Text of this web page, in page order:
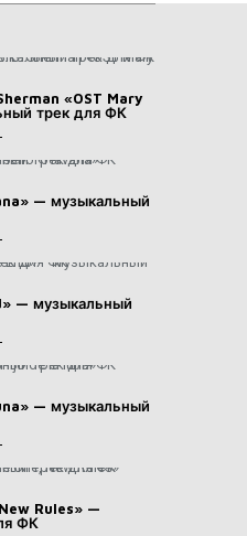
«OST Mary
трек для ФК
— музыкальный
— музыкальный
— музыкальный
Rules» —
ФК